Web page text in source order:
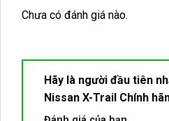
Chưa có đánh giá nào.
Hãy là người đầu tiên
Nissan X-Trail Chính